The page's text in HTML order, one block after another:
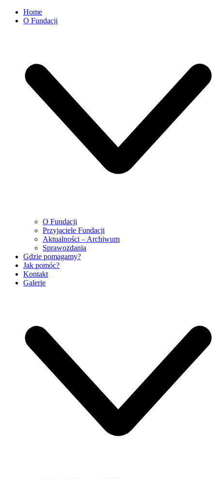
Home
O Fundacji
O Fundacji
Przyjaciele Fundacji
Aktualności – Archiwum
Sprawozdania
Gdzie pomagamy?
Jak pomóc?
Kontakt
Galerie